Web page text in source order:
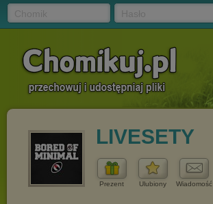
LIVESETY
Prezent Ulubiony Wiadomość